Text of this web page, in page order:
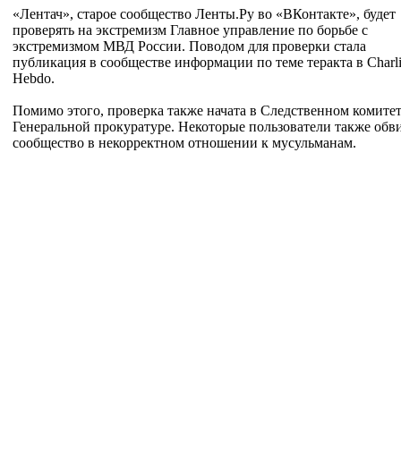
«Лентач», старое сообщество Ленты.Ру во «ВКонтакте», будет
проверять на экстремизм Главное управление по борьбе с
экстремизмом МВД России. Поводом для проверки стала
публикация в сообществе информации по теме теракта в
Hebdo.
Помимо этого, проверка также начата в Следственном
Генеральной прокуратуре. Некоторые пользователи также
сообщество в некорректном отношении к мусульманам.